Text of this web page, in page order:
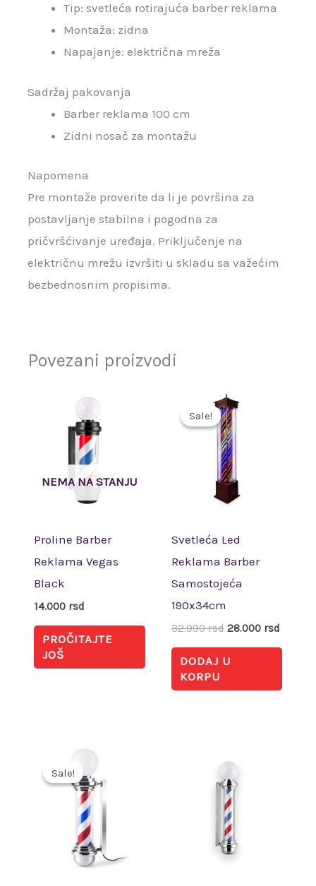
Tip: svetleća rotirajuća barber reklama
Montaža: zidna
Napajanje: električna mreža
Sadržaj pakovanja
Barber reklama 100 cm
Zidni nosač za montažu
Napomena
Pre montaže proverite da li je površina za
postavljanje stabilna i pogodna za
pričvršćivanje uređaja. Priključenje na
električnu mrežu izvršiti u skladu sa važećim
bezbednosnim propisima.
Povezani proizvodi
NEMA NA STANJU
Proline Barber
Reklama Vegas
Black
14.000 rsd
PROČITAJTE
JOŠ
Sale!
Sale!
Svetleća Led
Reklama Barber
Samostojeća
190x34cm
32.990rsd
Originalna
cena
je
bila:
32.990 rsd.
28.000 rsd
DODAJ U
KORPU
Sale!
Sale!
Originalna
je
bila:
21.490 rsd.